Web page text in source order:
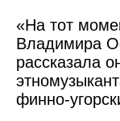
«На тот
Владимира
рассказала
финно-